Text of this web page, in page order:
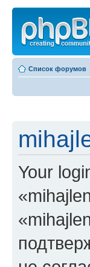
Список форумов
Your